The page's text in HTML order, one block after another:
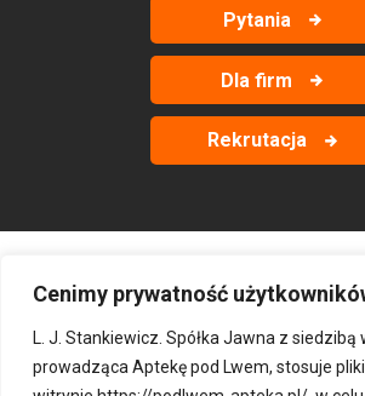
Cenimy prywatność
L. J. Stankiewicz. Spółka Jawna z siedzibą
prowadząca Aptekę pod Lwem, stosuje
Pytania
Dla firm
Rekrutacja
‹